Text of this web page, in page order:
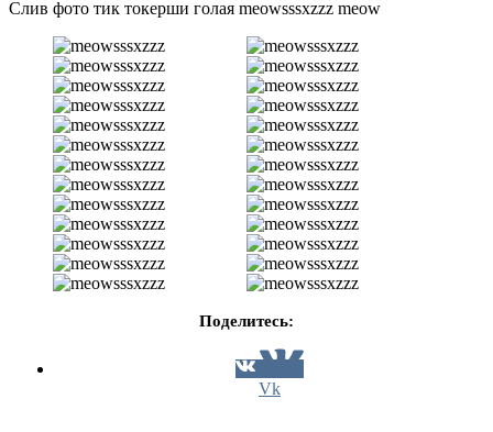
Слив фото тик токерши голая meowsssxzzz meow
Поделитесь:
Vk